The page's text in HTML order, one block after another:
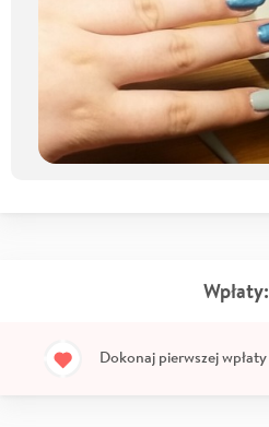
Wpłaty:
Dokonaj pierwszej wpłaty